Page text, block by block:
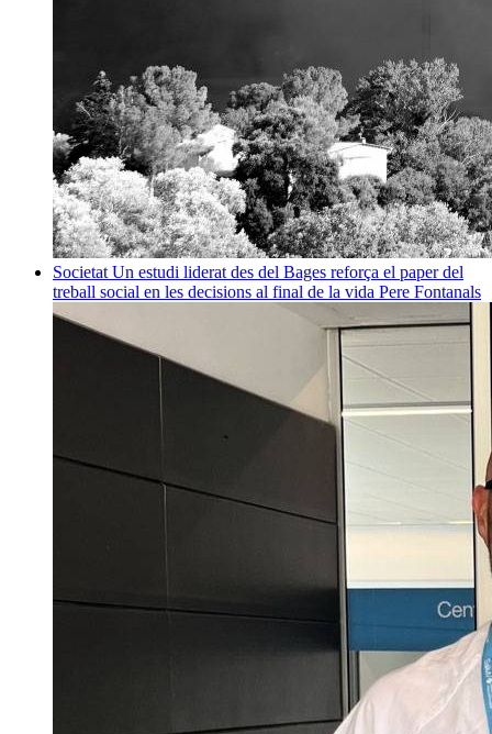
Societat Un estudi liderat des del Bages reforça el paper del
treball social en les decisions al final de la vida Pere Fontanals